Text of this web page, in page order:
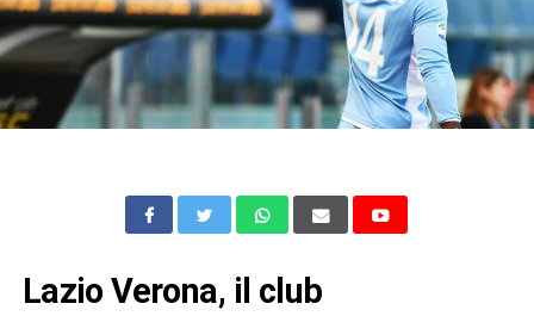
Lazio Verona, il club